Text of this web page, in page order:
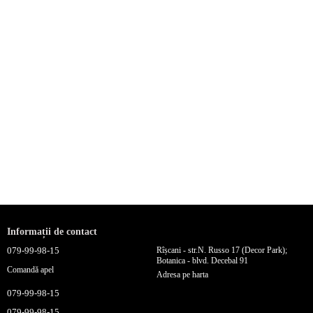
Informații de contact
079-99-98-15
Comandă apel
079-99-98-15
Rîșcani - str.N. Russo 17 (Decor Park);
Botanica - blvd. Decebal 91
Adresa pe harta